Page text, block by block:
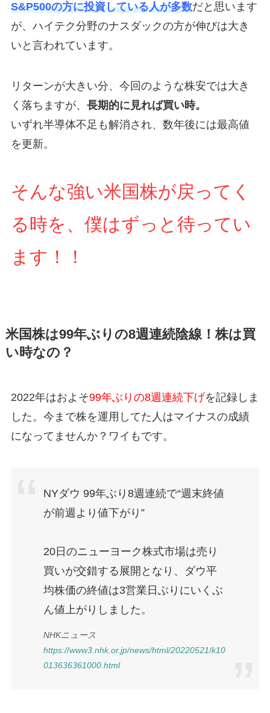
S&P500の方に投資している人が多数だと思います
が、ハイテク分野のナスダックの方が伸びは大き
いと言われています。
リターンが大きい分、今回のような株安では大き
く落ちますが、 長期的に見れば買い時。
いずれ半導体不足も解消され、数年後には最高値
を更新。
そんな強い米国株が戻ってく
る時を、僕はずっと待ってい
ます！！
米国株は99年ぶりの8週連続陰線！株は買
い時なの？
2022年はおよそ99年ぶりの8週連続下げを記録しま
した。今まで株を運用してた人はマイナスの成績
になってませんか？ワイもです。
NYダウ 99年ぶり8週連続で“週末終値
が前週より値下がり”
20日のニューヨーク株式市場は売り
買いが交錯する展開となり、ダウ平
均株価の終値は3営業日ぶりにいくぶ
ん値上がりしました。
NHKニュース
https://www3.nhk.or.jp/news/html/20220521/k10
013636361000.html